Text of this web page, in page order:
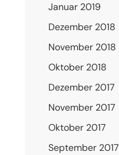
Januar 2019
Dezember 2018
November 2018
Oktober 2018
Dezember 2017
November 2017
Oktober 2017
September 2017